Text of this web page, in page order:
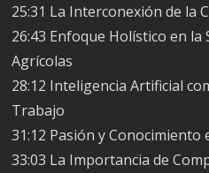
25:31 La Interconexión de la
26:43 Enfoque Holístico en la
Agrícolas
28:12 Inteligencia Artificial
Trabajo
31:12 Pasión y Conocimiento
33:03 La Importancia de